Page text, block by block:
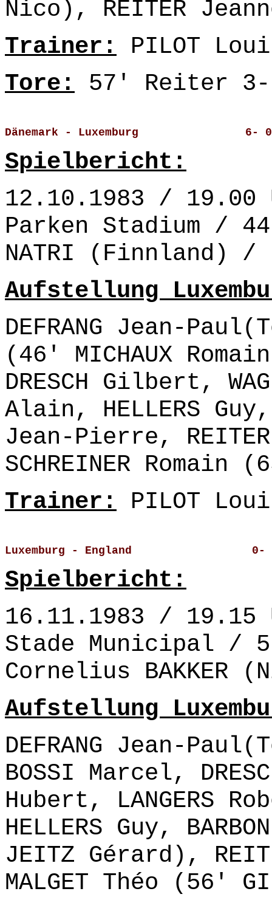
Nico), REITER
Trainer: PILOT
Tore: 57' Reiter
Dänemark - Luxemburg                6-
Spielbericht:
12.10.1983 / 19.00
Parken Stadium /
NATRI (Finnland) /
Aufstellung
DEFRANG Jean-
(46' MICHAUX
DRESCH Gilbert,
Alain, HELLERS
Jean-Pierre,
SCHREINER Romain
Trainer: PILOT
Luxemburg - England                  0-
Spielbericht:
16.11.1983 / 19.15
Stade Municipal /
Cornelius BAKKER
Aufstellung
DEFRANG Jean-
BOSSI Marcel,
Hubert, LANGERS
HELLERS Guy,
JEITZ Gérard),
MALGET Théo (56'